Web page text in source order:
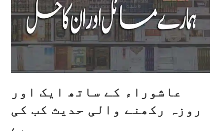
عاشوراء کے ساتھ ایک اور
روزہ رکھنے والی حدیث کب کی
ہے